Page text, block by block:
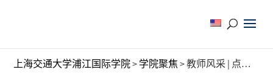
上海交通大学浦江国际学院> 学院聚焦 >教师风采 | 点燃学生心中梦想的“火神”——记上海交通大学2022年教书育人奖一等奖获得者Horst Hohberger